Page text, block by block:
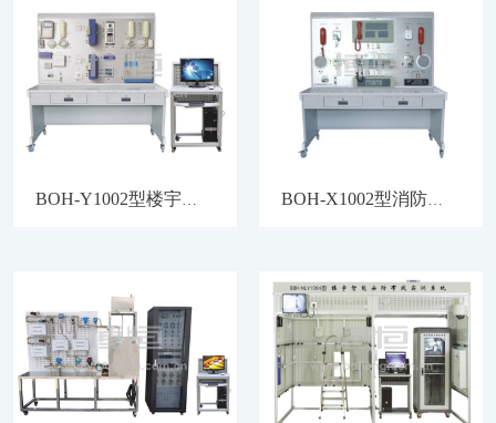
BOH-Y1002型楼宇对讲及门禁系统实验实训装置 BOH-X1002型消防广播电话系统实验实训装置